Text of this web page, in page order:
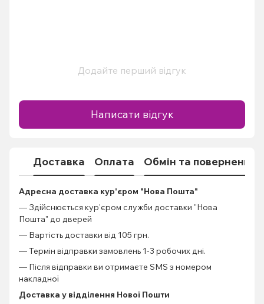
Додайте перший відгук
Написати відгук
Доставка Оплата Обмін та повернення
Адресна доставка кур'єром "Нова Пошта"
— Здійснюється кур'єром служби доставки "Нова
Пошта" до дверей
— Вартість доставки від 105 грн.
— Термін відправки замовлень 1-3 робочих дні.
— Після відправки ви отримаєте SMS з номером
накладної
Доставка у відділення Нової Пошти